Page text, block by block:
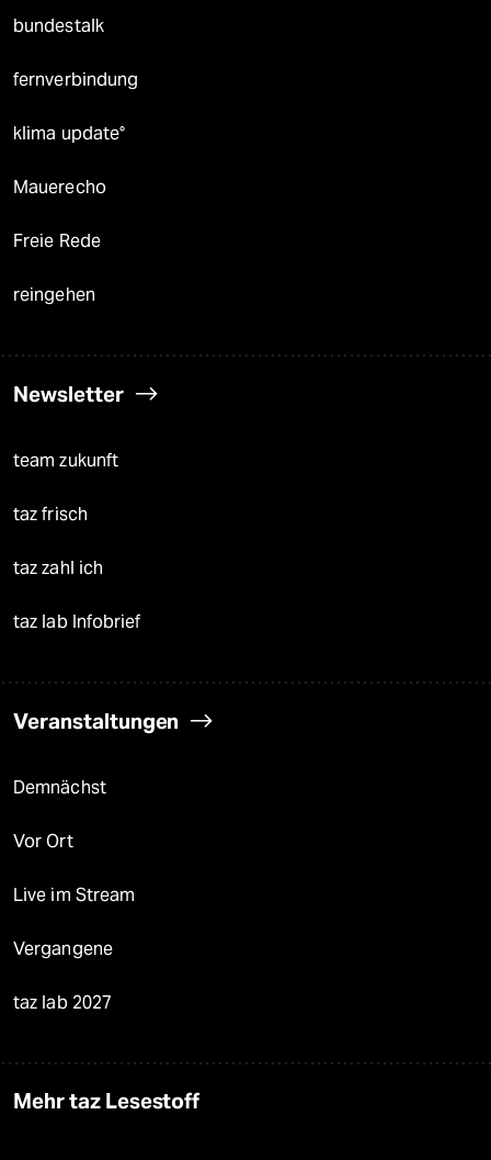
bundestalk
fernverbindung
klima update°
Mauerecho
Freie Rede
reingehen
Newsletter
team zukunft
taz frisch
taz zahl ich
taz lab Infobrief
Veranstaltungen
Demnächst
Vor Ort
Live im Stream
Vergangene
taz lab 2027
Mehr taz Lesestoff